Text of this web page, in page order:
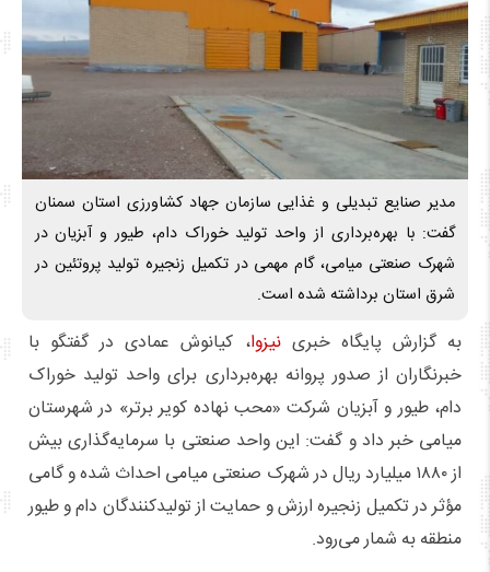
مدیر صنایع تبدیلی و غذایی سازمان جهاد کشاورزی استان سمنان
گفت: با بهره‌برداری از واحد تولید خوراک دام، طیور و آبزیان در
شهرک صنعتی میامی، گام مهمی در تکمیل زنجیره تولید پروتئین در
شرق استان برداشته شده است.
به گزارش پایگاه خبری نیزوا، کیانوش عمادی در گفتگو با
خبرنگاران از صدور پروانه بهره‌برداری برای واحد تولید خوراک
دام، طیور و آبزیان شرکت «محب نهاده کویر برتر» در شهرستان
میامی خبر داد و گفت: این واحد صنعتی با سرمایه‌گذاری بیش
از ۱۸۸۰ میلیارد ریال در شهرک صنعتی میامی احداث شده و گامی
مؤثر در تکمیل زنجیره ارزش و حمایت از تولیدکنندگان دام و طیور
منطقه به شمار می‌رود.